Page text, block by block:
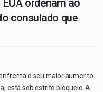
ordenam ao
consulado que
o seu maior aumento
está sob estrito bloqueio. A